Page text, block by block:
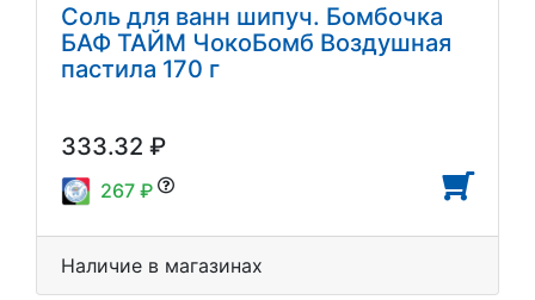
Соль для ванн шипуч. Бомбочка
БАФ ТАЙМ ЧокоБомб Воздушная
пастила 170 г
333.32 ₽
267 ₽
Наличие в магазинах